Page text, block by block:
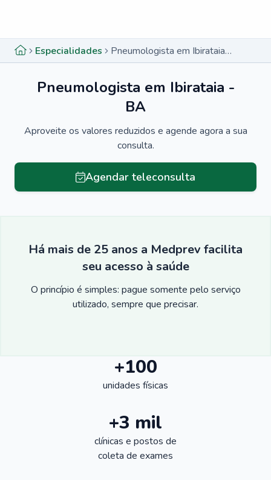
Especialidades Pneumologista em Ibirataia - BA
Pneumologista em Ibirataia -
BA
Aproveite os valores reduzidos e agende agora a sua
consulta.
Agendar teleconsulta
Há mais de 25 anos a Medprev facilita
seu acesso à saúde
O princípio é simples: pague somente pelo serviço
utilizado, sempre que precisar.
+100
unidades físicas
+3 mil
clínicas e postos de
coleta de exames